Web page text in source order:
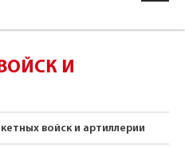
И
войск и артиллерии